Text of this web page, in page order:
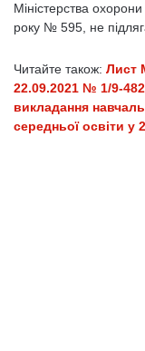
Міністерства
року № 595, не
Читайте також: Лист
22.09.2021 № 1/9-
викладання
середньої освіти у